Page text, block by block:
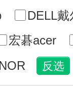
DELL戴
宏碁acer